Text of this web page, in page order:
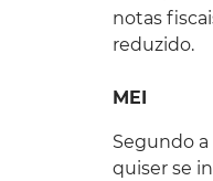
notas
reduzido.
MEI
Segundo a
quiser se